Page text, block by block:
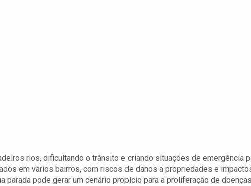
rios, dificultando o trânsito e criando situações de emergência
em vários bairros, com riscos de danos a propriedades e
parada pode gerar um cenário propício para a proliferação de